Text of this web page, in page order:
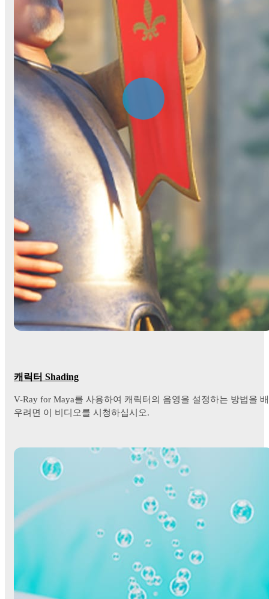
캐릭터 Shading
V-Ray for Maya를 사용하여 캐릭터의 음영을 설정하는 방법을 배
우려면 이 비디오를 시청하십시오.